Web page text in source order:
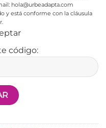
hola@urbeadapta.com
y está conforme con la cláusula
código: